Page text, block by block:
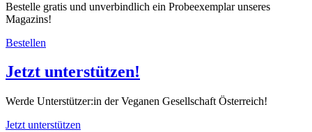
Bestelle gratis und unverbindlich ein Probeexemplar unseres
Magazins!
Bestellen
Jetzt unterstützen!
Werde Unterstützer:in der Veganen Gesellschaft Österreich!
Jetzt unterstützen